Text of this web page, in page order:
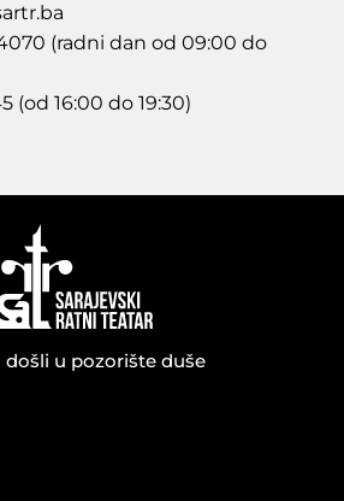
(radni dan od 09:00 do
(od 16:00 do 19:30)
došli u pozorište duše